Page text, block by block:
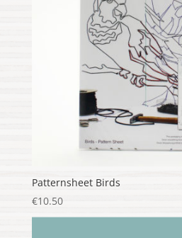
Patternsheet Birds
€10.50